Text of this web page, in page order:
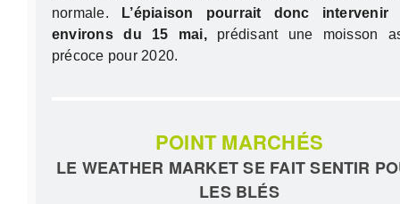
normale.
L’épiaison pourrait donc intervenir
environs du 15 mai,prédisant une moisson
précoce pour 2020.
POINT MARCHÉS
LE WEATHER MARKET SE FAIT SENTIR
LES BLÉS